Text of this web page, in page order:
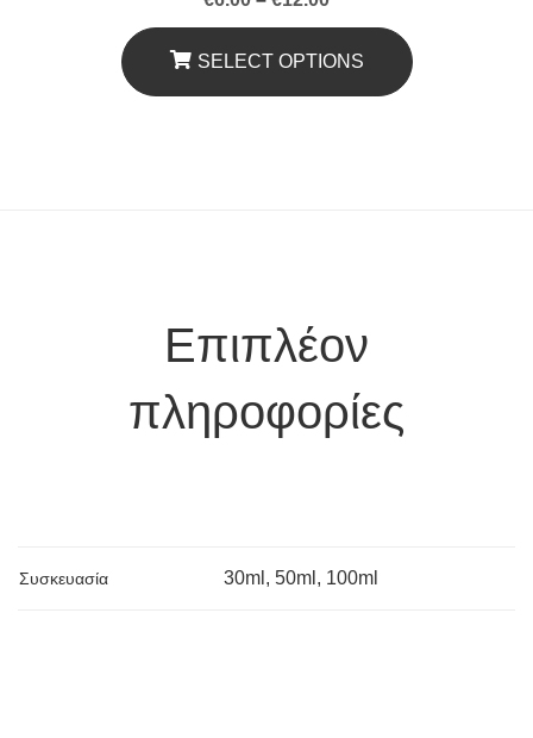
through
€12.00
SELECT OPTIONS
Επιπλέον
πληροφορίες
Συσκευασία 30ml, 50ml, 100ml